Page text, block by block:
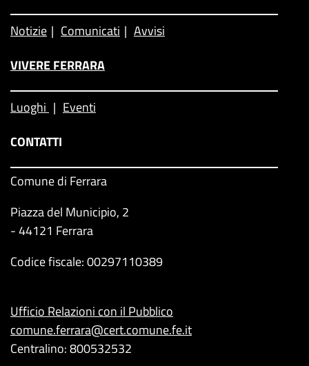
Notizie Comunicati
Avvisi
VIVERE FERRARA
Luoghi
Eventi
CONTATTI
Comune di Ferrara
Piazza del Municipio, 2
- 44121 Ferrara
Codice fiscale: 00297110389
Ufficio Relazioni con il Pubblico
comune.ferrara@cert.comune.fe.it
Centralino: 800532532